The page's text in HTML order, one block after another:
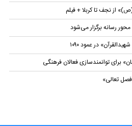
از نجف تا کربلا + فیلم
رسانه برگزار می‌شود
در عمود ۱۰۹۰
برای توانمندسازی فعالان فرهنگی
تعالی»